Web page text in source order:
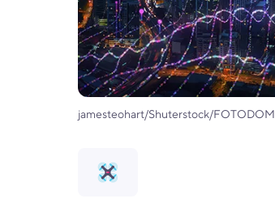
jamesteohart/Shuterstock/FOTODOM